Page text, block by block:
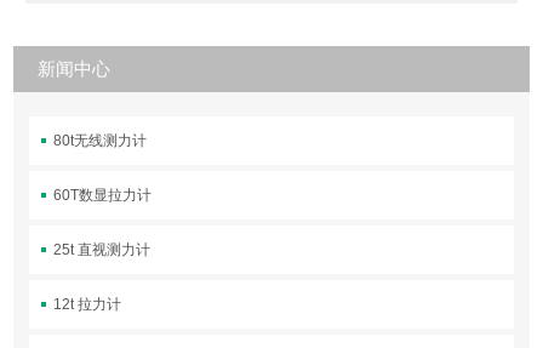
新闻中心
80t无线测力计
60T数显拉力计
25t 直视测力计
12t 拉力计